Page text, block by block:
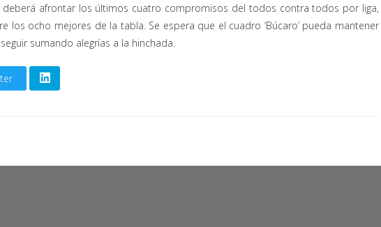
deberá afrontar los últimos cuatro compromisos del todos contra todos por liga,
los ocho mejores de la tabla. Se espera que el cuadro ‘Búcaro’ pueda mantener
sumando alegrías a la hinchada.